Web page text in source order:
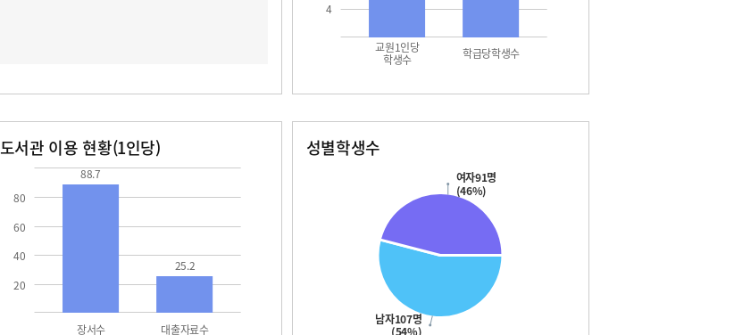
4
교원1인당
학생수 학급당학생수
도서관 이용 현황(1인당)
20
40
60
80
장서수 대출자료수
88.7
25.2
성별학생수
남자107명
(54%)
여자91명
(46%)